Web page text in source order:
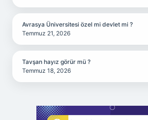
Avrasya Üniversitesi özel mi devlet mi ?
Temmuz 21, 2026
Tavşan hayız görür mü ?
Temmuz 18, 2026